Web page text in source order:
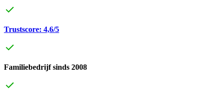
Trustscore: 4,6/5
Familiebedrijf sinds 2008